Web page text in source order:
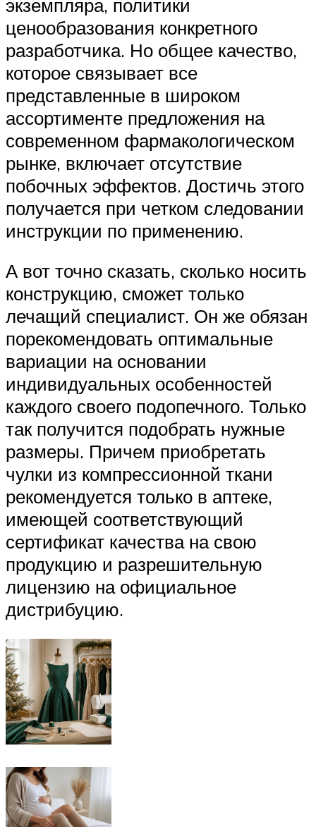
экземпляра, политики
ценообразования конкретного
разработчика. Но общее качество,
которое связывает все
представленные в широком
ассортименте предложения на
современном фармакологическом
рынке, включает отсутствие
побочных эффектов. Достичь этого
получается при четком следовании
инструкции по применению.
А вот точно сказать, сколько носить
конструкцию, сможет только
лечащий специалист. Он же обязан
порекомендовать оптимальные
вариации на основании
индивидуальных особенностей
каждого своего подопечного. Только
так получится подобрать нужные
размеры. Причем приобретать
чулки из компрессионной ткани
рекомендуется только в аптеке,
имеющей соответствующий
сертификат качества на свою
продукцию и разрешительную
лицензию на официальное
дистрибуцию.